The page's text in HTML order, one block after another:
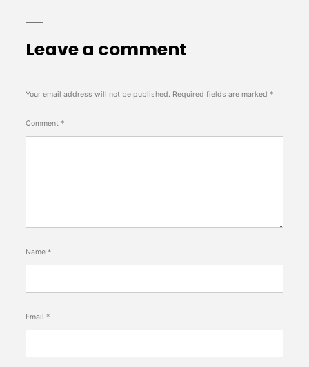
Leave a comment
Your email address will not be published. Required fields are marked *
Comment *
Name *
Email *